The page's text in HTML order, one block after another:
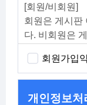
회원가입
개인정보처